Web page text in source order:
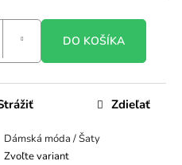
DO KOŠÍKA
Dámská móda / Šaty
Zvoľte variant
Zdieľať